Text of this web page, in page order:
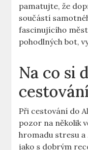
pamatujte, že
součástí
fascinujícího
pohodlných bot,
Na co si
cestování
Při cestování do
pozor na několik
hromadu stresu a
jako s dobrým